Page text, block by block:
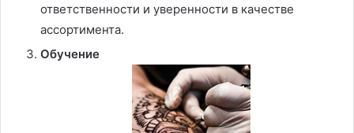
ответственности и уверенности в качестве
ассортимента.
Обучение